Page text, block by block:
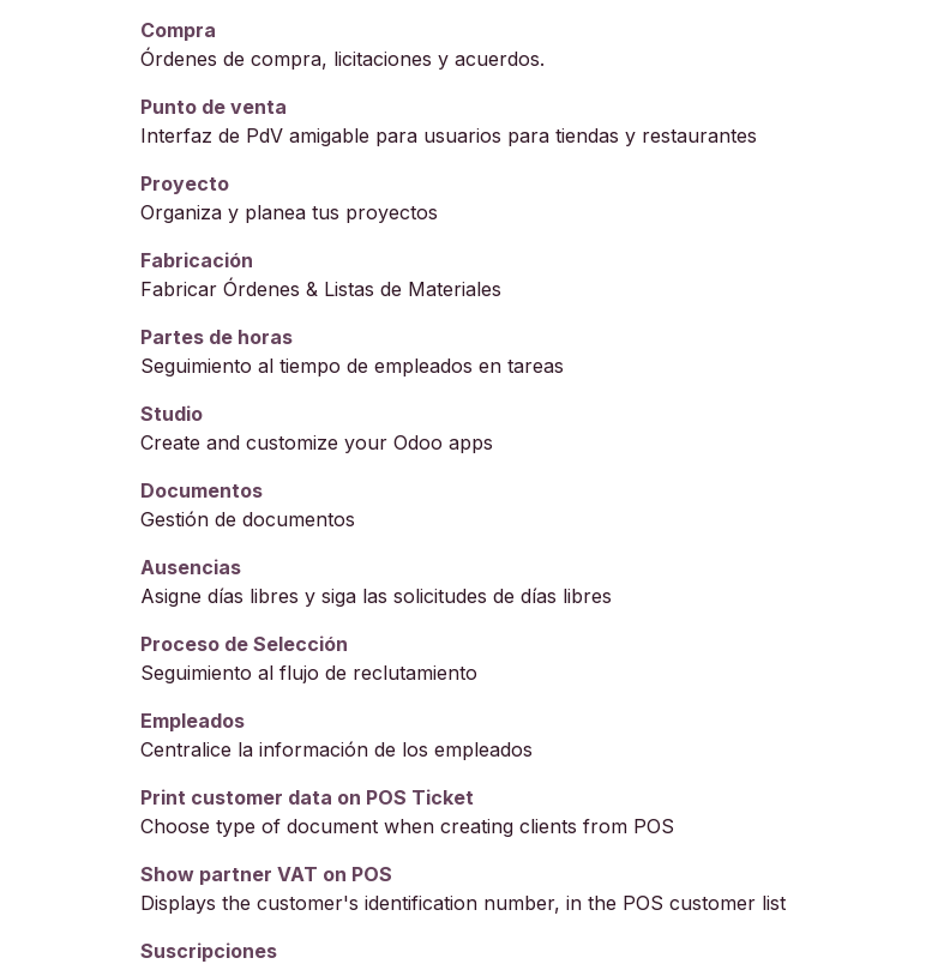
Compra
Órdenes de compra, licitaciones y acuerdos.
Punto de venta
Interfaz de PdV amigable para usuarios para tiendas y restaurantes
Proyecto
Organiza y planea tus proyectos
Fabricación
Fabricar Órdenes & Listas de Materiales
Partes de horas
Seguimiento al tiempo de empleados en tareas
Studio
Create and customize your Odoo apps
Documentos
Gestión de documentos
Ausencias
Asigne días libres y siga las solicitudes de días libres
Proceso de Selección
Seguimiento al flujo de reclutamiento
Empleados
Centralice la información de los empleados
Print customer data on POS Ticket
Choose type of document when creating clients from POS
Show partner VAT on POS
Displays the customer's identification number, in the POS customer list
Suscripciones